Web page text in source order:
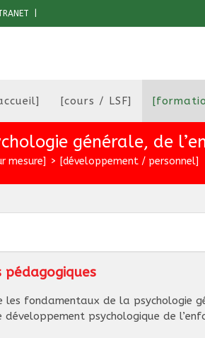
[cours / LSF]
générale, de
mesure] > [développement / personnel]
pédagogiques
les fondamentaux de la psychologie
développement psychologique de